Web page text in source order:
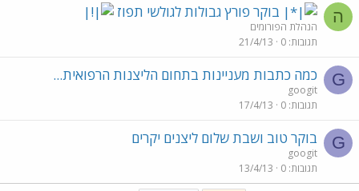
ה בוקר פורץ גבולות לגולשי תפוז
הנהלת הפורומים
תגובות 0
21/4/13
G כמה כתבות מעניינות בתחום הליצנות הרפואית...
googit
תגובות 0
17/4/13
G בוקר טוב ושבת שלום ליצנים יקרים
googit
תגובות 0
13/4/13